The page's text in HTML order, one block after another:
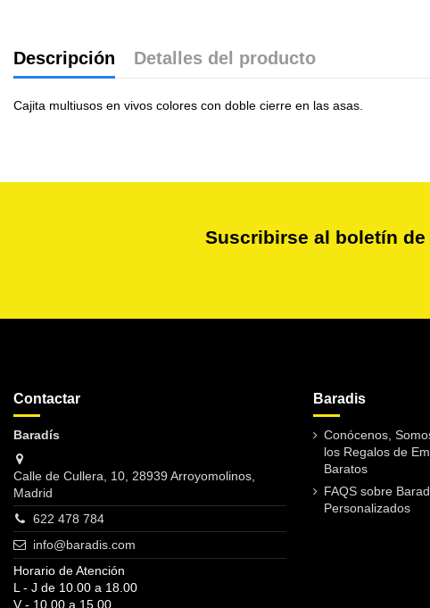
Descripción Detalles del producto
Cajita multiusos en vivos colores con doble cierre en las asas.
Suscribirse al boletín
Contactar
Baradís
Calle de Cullera, 10, 28939 Arroyomolinos,
Madrid
622 478 784
info@baradis.com
Horario de Atención
L - J de 10.00 a 18.00
V - 10.00 a 15.00
Baradis
Conócenos,
los Regalos de
Baratos
FAQS sobre
Personalizados